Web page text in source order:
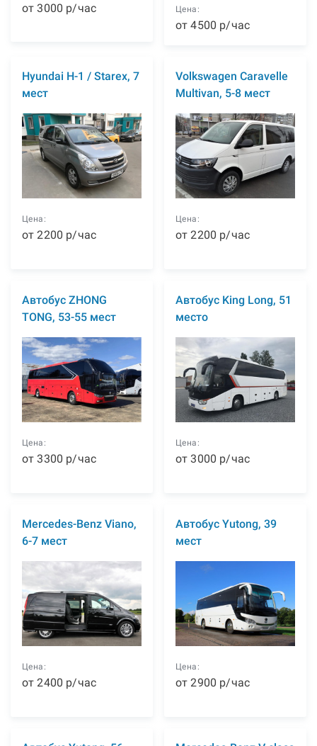
от3000 р/час Цена:
от4500 р/час
Hyundai H-1 / Starex, 7
мест
Цена:
от2200 р/час
Volkswagen Caravelle
Multivan, 5-8 мест
Цена:
от2200 р/час
Автобус ZHONG
TONG, 53-55 мест
Цена:
от3300 р/час
Автобус King Long, 51
место
Цена:
от3000 р/час
Mercedes-Benz Viano,
6-7 мест
Цена:
от2400 р/час
Автобус Yutong, 39
мест
Цена:
от2900 р/час